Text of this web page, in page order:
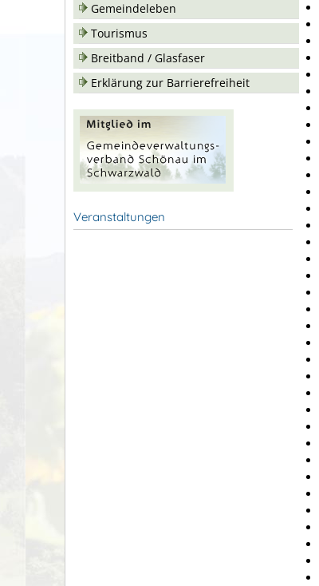
Gemeindeleben
Tourismus
Breitband / Glasfaser
Erklärung zur Barrierefreiheit
Veranstaltungen